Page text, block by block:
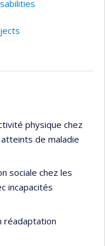
physique chez
de maladie
sociale chez les
incapacités
réadaptation